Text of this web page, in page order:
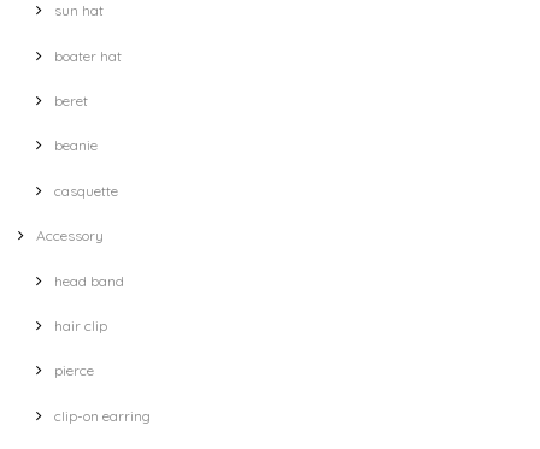
sun hat
boater hat
beret
beanie
casquette
Accessory
head band
hair clip
pierce
clip-on earring